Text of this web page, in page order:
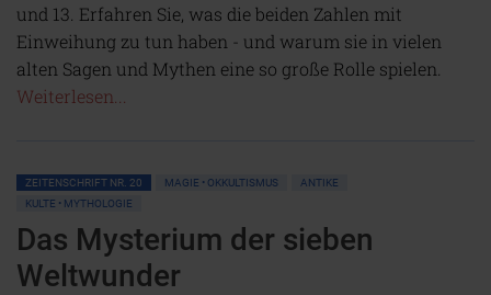
und 13. Erfahren Sie, was die beiden Zahlen mit
Einweihung zu tun haben - und warum sie in vielen
alten Sagen und Mythen eine so große Rolle spielen.
Weiterlesen...
ZEITENSCHRIFT NR. 20 MAGIE • OKKULTISMUS
ANTIKE
KULTE • MYTHOLOGIE
Das Mysterium der sieben
Weltwunder